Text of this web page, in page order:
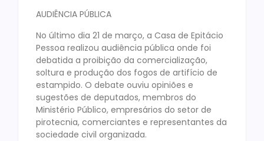
AUDIÊNCIA PÚBLICA
No último dia 21 de março, a Casa de Epitácio
Pessoa realizou audiência pública onde foi
debatida a proibição da comercialização,
soltura e produção dos fogos de artifício de
estampido. O debate ouviu opiniões e
sugestões de deputados, membros do
Ministério Público, empresários do setor de
pirotecnia, comerciantes e representantes da
sociedade civil organizada.